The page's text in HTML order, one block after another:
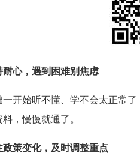
耐心，遇到困难别焦虑
一开始听不懂、学不会太正常
，慢慢就通了。
政策变化，及时调整重点